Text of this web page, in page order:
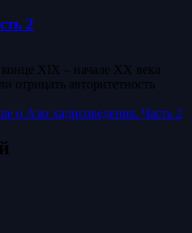
2
XIX – начале XX века
отрицать авторитетность
о Азы хадисоведения. Часть 2